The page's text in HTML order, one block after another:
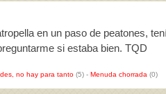
en un paso de peatones,
si estaba bien. TQD
no hay para tanto (5) - Menuda chorrada (0)